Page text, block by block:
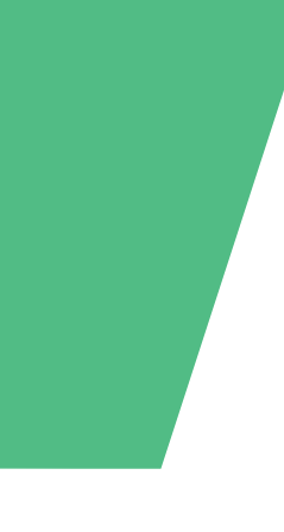
Packs de
à l'utilisation avec des crédits de
5
US$